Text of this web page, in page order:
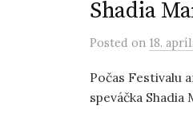
Shadia
Posted on 18.
Počas Festivalu
speváčka